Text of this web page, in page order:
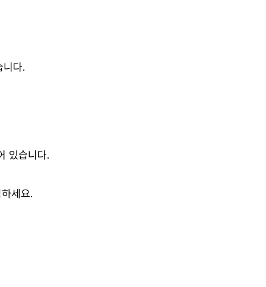
니다.
있습니다.
세요.